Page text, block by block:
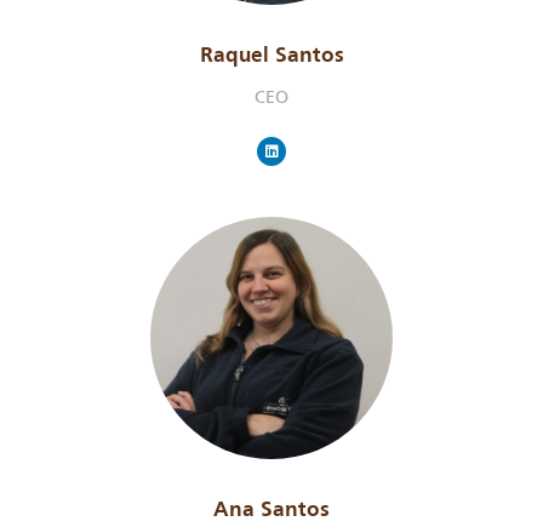
Raquel Santos
CEO
Ana Santos